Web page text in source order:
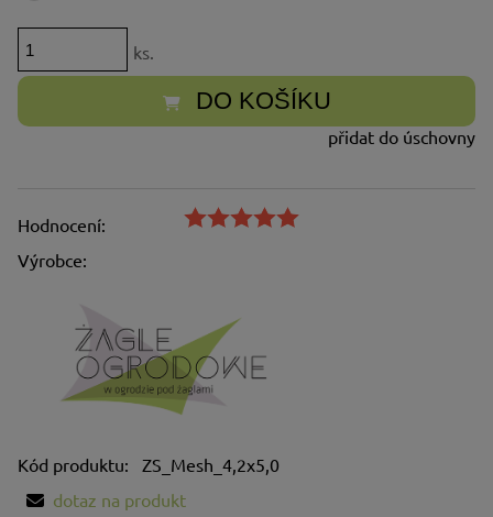
ks.
DO KOŠÍKU
přidat do úschovny
Hodnocení:
Výrobce:
Kód produktu:
ZS_Mesh_4,2x5,0
dotaz na produkt